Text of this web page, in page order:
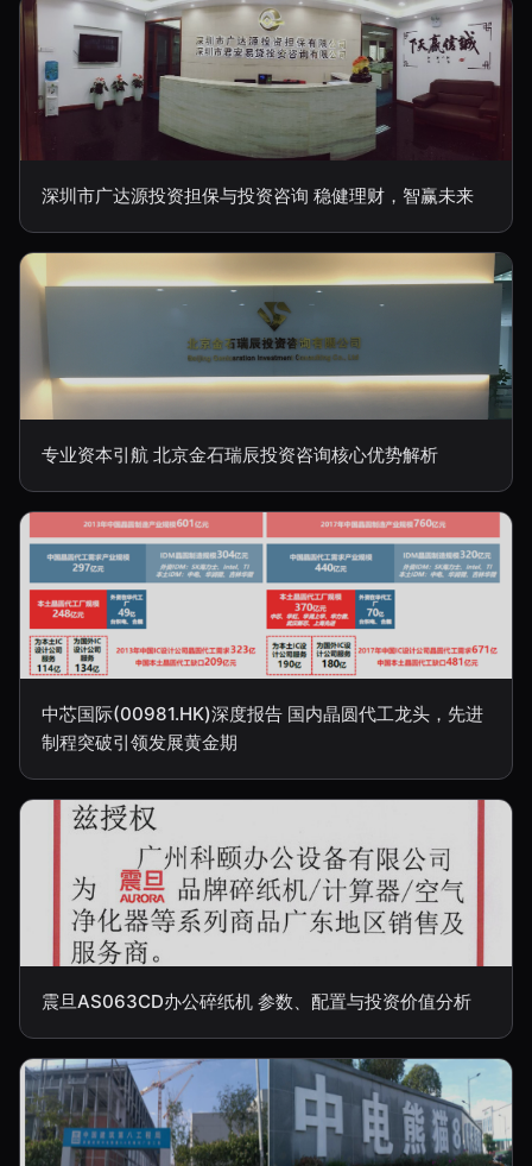
深圳市广达源投资担保与投资咨询 稳健理财，智赢未来
专业资本引航 北京金石瑞辰投资咨询核心优势解析
中芯国际(00981.HK)深度报告 国内晶圆代工龙头，先进
制程突破引领发展黄金期
震旦AS063CD办公碎纸机 参数、配置与投资价值分析